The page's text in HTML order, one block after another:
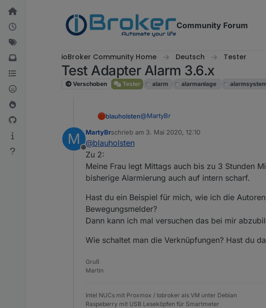
Weiter zum Inhalt
Community Forum
ioBroker Community Home Deutsch Tester
Test Adapter Alarm 3.6.x
Verschoben Tester alarm alarmanlage alarmsystem
blauholsten@MartyBr
zu 2.
bekommen?
M
Offline
MartyBrschrieb am 3. Mai 2020, 12:10
zuletzt editiert von
@blauholsten
Zu 2:
Meine Frau legt Mittags auch bis zu 3 Stunden
bisherige Alarmierung auch auf intern scharf.
Hast du ein Beispiel für mich, wie ich die
Bewegungsmelder?
Dann kann ich mal versuchen das bei mir
Wie schaltet man die Verknüpfungen? Hast du
Gruß
Martin
Intel NUCs mit Proxmox / Iobroker als VM unter Debian
Raspeberry mit USB Leseköpfen für Smartmeter